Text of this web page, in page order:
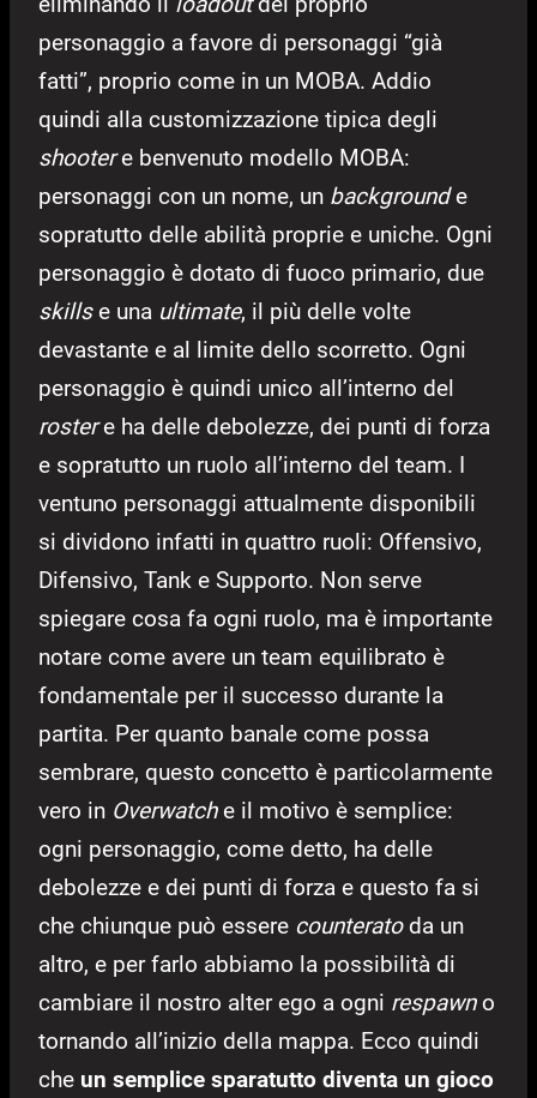
personaggio a favore di personaggi “già
fatti”, proprio come in un MOBA. Addio
quindi alla customizzazione tipica degli
shootere benvenuto modello MOBA:
personaggi con un nome, un backgrounde
sopratutto delle abilità proprie e uniche. Ogni
personaggio è dotato di fuoco primario, due
skillse una ultimate, il più delle volte
devastante e al limite dello scorretto. Ogni
personaggio è quindi unico all’interno del
rostere ha delle debolezze, dei punti di forza
e sopratutto un ruolo all’interno del team. I
ventuno personaggi attualmente disponibili
si dividono infatti in quattro ruoli: Offensivo,
Difensivo, Tank e Supporto. Non serve
spiegare cosa fa ogni ruolo, ma è importante
notare come avere un team equilibrato è
fondamentale per il successo durante la
partita. Per quanto banale come possa
sembrare, questo concetto è particolarmente
vero in Overwatche il motivo è semplice:
ogni personaggio, come detto, ha delle
debolezze e dei punti di forza e questo fa si
che chiunque può essere counteratoda un
altro, e per farlo abbiamo la possibilità di
cambiare il nostro alter ego a ogni respawno
tornando all’inizio della mappa. Ecco quindi
che un semplice sparatutto diventa un gioco